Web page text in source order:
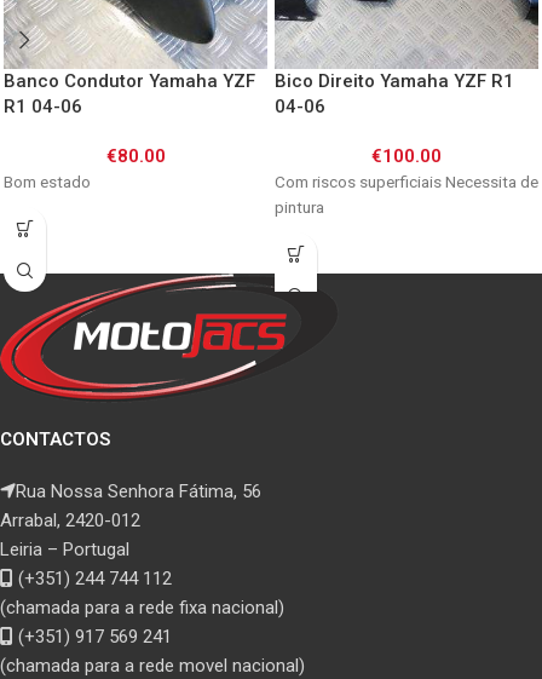
Banco Condutor Yamaha YZF
R1 04-06
€80.00
Bom estado
Bico Direito Yamaha YZF R1
04-06
€100.00
Com riscos superficiais Necessita de
pintura
CONTACTOS
Rua Nossa Senhora Fátima, 56
Arrabal, 2420-012
Leiria – Portugal
(+351) 244 744 112
(chamada para a rede fixa nacional)
(+351) 917 569 241
(chamada para a rede movel nacional)